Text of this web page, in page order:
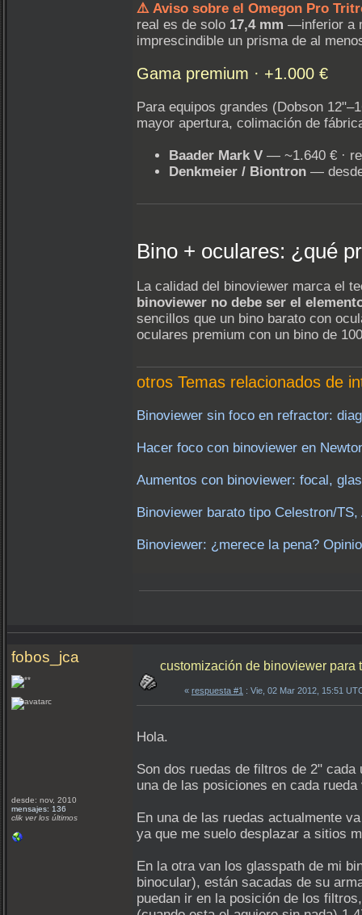
⚠️ Aviso sobre el Omegon Pro
real es de solo 17,4 mm —inferior a
imprescindible un prisma de al
Gama premium · +1.000 €
Para equipos grandes (Dobson
mayor apertura, colimación de
Baader Mark V — ~1.640 € ·
Denkmeier / Biontron —
Bino + oculares: ¿qué
La calidad del binoviewer marca el
binoviewer no debe ser el
sencillos que un bino barato con
oculares premium con un bino de
otros Temas relacionados de
Binoviewer sin foco en refractor:
Hacer foco con binoviewer en
Aumentos con binoviewer: focal,
Binoviewer barato tipo Celestron/
Binoviewer: ¿merece la pena?
fobos_jca
desde: nov, 2010
mensajes: 136
clik ver los últimos
customización de binoviewer para
« respuesta #1 : Vie, 02 Mar 2012, 15:51
Hola.
Son dos ruedas de filtros de 2"
una de las posiciones en cada
En una de las ruedas actualmente
ya que me suelo desplazar a sitios
En la otra van los glasspath de mi
binocular), están sacadas de su
puedan ir en la posición de los